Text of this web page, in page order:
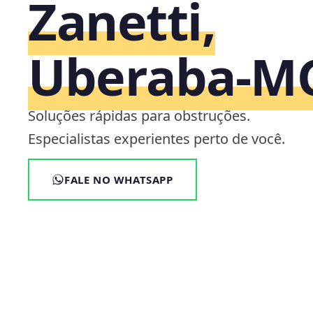
Zanetti,
Soluções rápidas para obstruções.
Especialistas experientes perto de você.
FALE NO WHATSAPP